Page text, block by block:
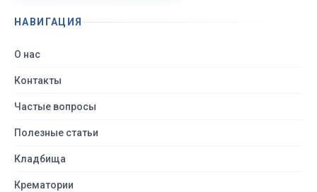
НАВИГАЦИЯ
О нас
Контакты
Частые вопросы
Полезные статьи
Кладбища
Крематории